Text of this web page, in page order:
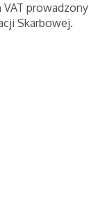
prowadzony
Skarbowej.